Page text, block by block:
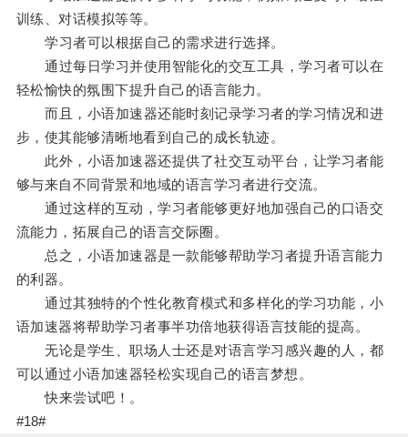
训练、对话模拟等等。
学习者可以根据自己的需求进行选择。
通过每日学习并使用智能化的交互工具，学习者可以在
轻松愉快的氛围下提升自己的语言能力。
而且，小语加速器还能时刻记录学习者的学习情况和进
步，使其能够清晰地看到自己的成长轨迹。
此外，小语加速器还提供了社交互动平台，让学习者能
够与来自不同背景和地域的语言学习者进行交流。
通过这样的互动，学习者能够更好地加强自己的口语交
流能力，拓展自己的语言交际圈。
总之，小语加速器是一款能够帮助学习者提升语言能力
的利器。
通过其独特的个性化教育模式和多样化的学习功能，小
语加速器将帮助学习者事半功倍地获得语言技能的提高。
无论是学生、职场人士还是对语言学习感兴趣的人，都
可以通过小语加速器轻松实现自己的语言梦想。
快来尝试吧！。
#18#